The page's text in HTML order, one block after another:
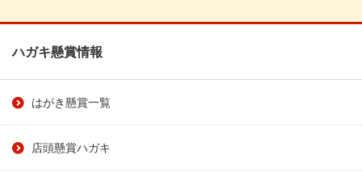
ハガキ懸賞情報
はがき懸賞一覧
店頭懸賞ハガキ